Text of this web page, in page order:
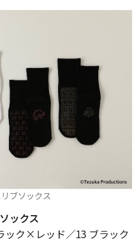
ブソックス
ックス
ック×レッド／13 ブラック